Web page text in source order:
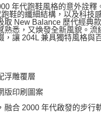
年代跑鞋風格的意外詮釋
鞋的纖細結構，以及科技
取 New Balance 歷代經典
熟悉，又煥發全新風貌。流
，讓 204L 兼具獨特風格與
浮雕覆層
版印刷圖案
融合 2000 年代啟發的步行